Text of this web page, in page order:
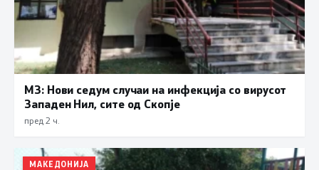
МЗ: Нови седум случаи на инфекција со вирусот
Западен Нил, сите од Скопје
пред 2 ч.
МАКЕДОНИЈА